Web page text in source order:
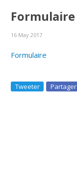
Formulaire
16 May 2017
Formulaire
Tweeter Partager